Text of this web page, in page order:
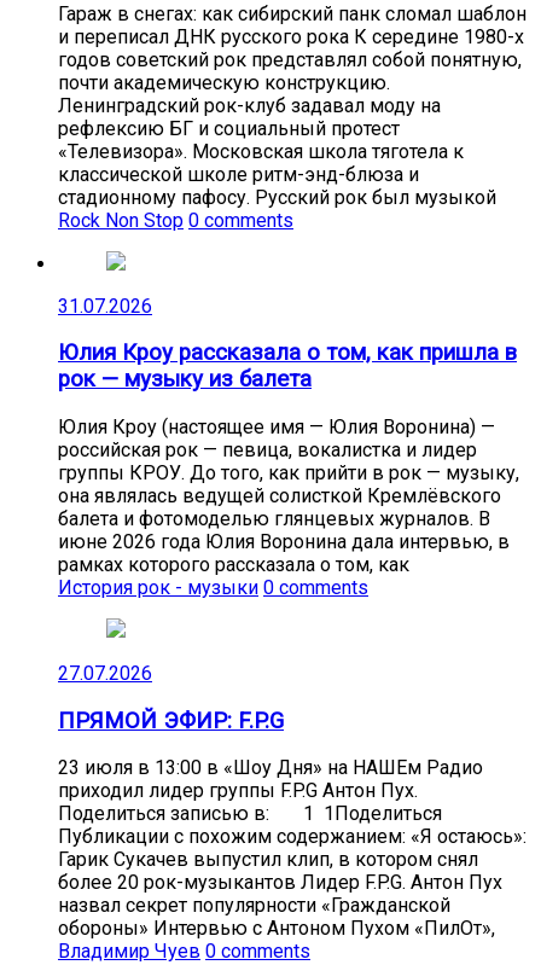
Гараж в снегах: как сибирский панк сломал шаблон
и переписал ДНК русского рока К середине 1980-х
годов советский рок представлял собой понятную,
почти академическую конструкцию.
Ленинградский рок-клуб задавал моду на
рефлексию БГ и социальный протест
«Телевизора». Московская школа тяготела к
классической школе ритм-энд-блюза и
стадионному пафосу. Русский рок был музыкой
Rock Non Stop 0 comments
31.07.2026
Юлия Кроу рассказала о том, как пришла в
рок — музыку из балета
Юлия Кроу (настоящее имя — Юлия Воронина) —
российская рок — певица, вокалистка и лидер
группы КРОУ. До того, как прийти в рок — музыку,
она являлась ведущей солисткой Кремлёвского
балета и фотомоделью глянцевых журналов. В
июне 2026 года Юлия Воронина дала интервью, в
рамках которого рассказала о том, как
История рок - музыки 0 comments
27.07.2026
ПРЯМОЙ ЭФИР: F.P.G
23 июля в 13:00 в «Шоу Дня» на НАШЕм Радио
приходил лидер группы F.P.G Антон Пух.
Поделиться записью в: 1 1Поделиться
Публикации с похожим содержанием: «Я остаюсь»:
Гарик Сукачев выпустил клип, в котором снял
более 20 рок-музыкантов Лидер F.P.G. Антон Пух
назвал секрет популярности «Гражданской
обороны» Интервью с Антоном Пухом «ПилОт»,
Владимир Чуев 0 comments